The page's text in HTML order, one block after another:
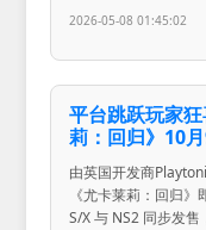
2026-05-08 01:45:02
平台跳跃玩家
莉：回归》10
由英国开发商
《尤卡莱莉：回归
S/X 与 NS2 同步发